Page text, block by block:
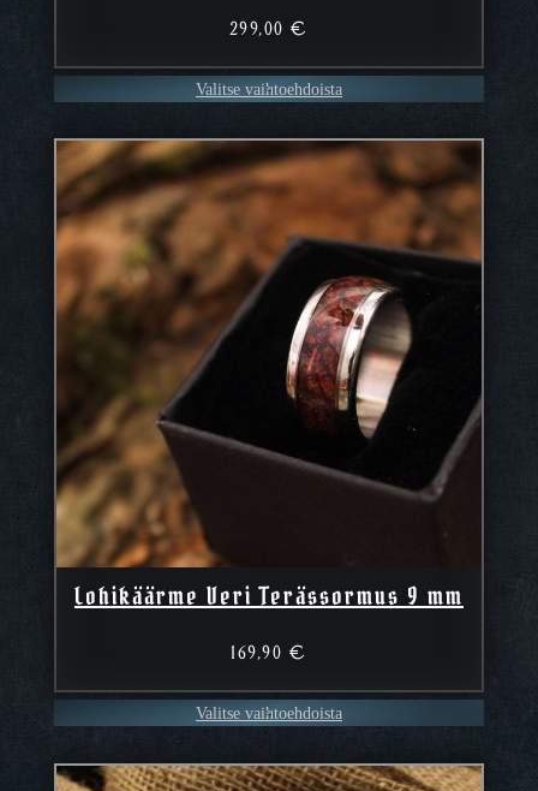
299,00€
Valitse vaihtoehdoista
Lohikäärme Veri Terässormus 9 mm
169,90 €
Valitse vaihtoehdoista